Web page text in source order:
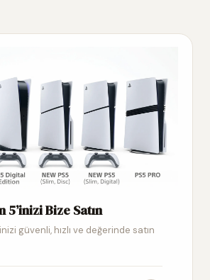
5’inizi Bize Satın
güvenli, hızlı ve değerinde satın